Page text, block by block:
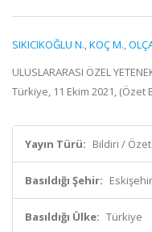
SIKICIKOĞLU N.,KOÇ M.,
ULUSLARARASI ÖZEL
Türkiye, 11 Ekim 2021, (Özet
Yayın Türü: Bildiri /
Basıldığı Şehir: Eskişehir
Basıldığı Ülke: Türkiye